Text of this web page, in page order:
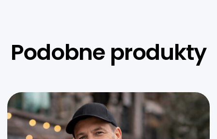
Podobne produkty